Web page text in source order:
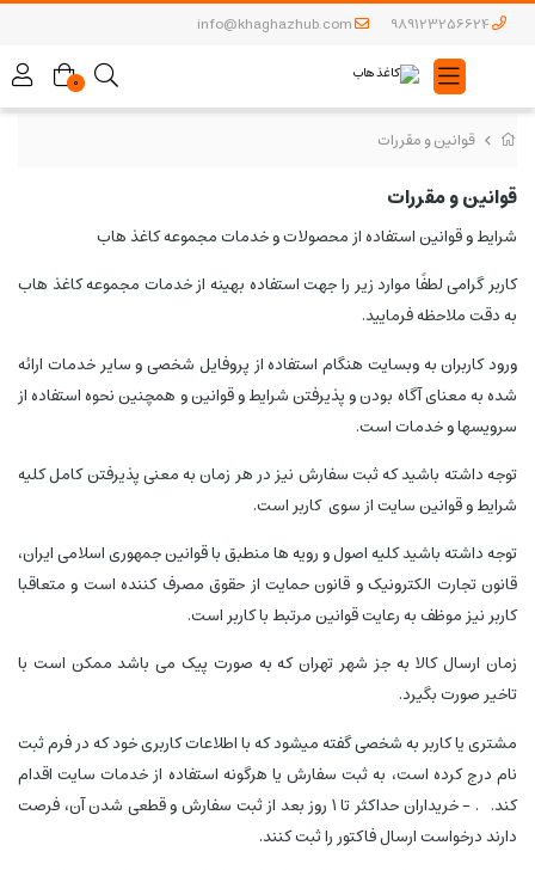
قوانین و مقررات
قوانین و مقررات
شرایط و قوانین استفاده از محصولات و خدمات مجموعه کاغذ هاب
کاربر گرامی لطفًا موارد زیر را جهت استفاده بهینه از خدمات مجموعه کاغذ هاب
به دقت ملاحظه فرمایید.
ورود کاربران به وبسایت هنگام استفاده از پروفایل شخصی و سایر خدمات ارائه
شده به معنای آگاه بودن و پذیرفتن شرایط و قوانین و همچنین نحوه استفاده از
سرویسها و خدمات است.
توجه داشته باشید که ثبت سفارش نیز در هر زمان به معنی پذیرفتن کامل کلیه
شرایط و قوانین سایت از سوی کاربر است.
توجه داشته باشید کلیه اصول و رویه ها منطبق با قوانین جمهوری اسلامی ایران،
قانون تجارت الکترونیک و قانون حمایت از حقوق مصرف کننده است و متعاقبا
کاربر نیز موظف به رعایت قوانین مرتبط با کاربر است.
زمان ارسال کالا به جز شهر تهران که به صورت پیک می باشد ممکن است با
تاخیر صورت بگیرد.
مشتری یا کاربر به شخصی گفته میشود که با اطلاعات کاربری خود که در فرم ثبت
نام درج کرده است، به ثبت سفارش یا هرگونه استفاده از خدمات سایت اقدام
کند. . - خریداران حداکثر تا 1 روز بعد از ثبت سفارش و قطعی شدن آن، فرصت
دارند درخواست ارسال فاکتور را ثبت کنند.
info@khaghazhub.com
0